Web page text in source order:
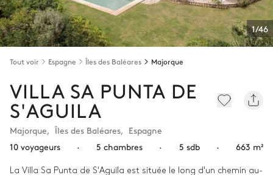
1/46
Tout voir Espagne Îles des Baléares Majorque
VILLA SA PUNTA DE
S'AGUILA
Majorque, Îles des Baléares, Espagne
10 voyageurs
· 5 chambres · 5 sdb · 663 m²
La Villa Sa Punta de S'Aguila est située le long d'un chemin au-